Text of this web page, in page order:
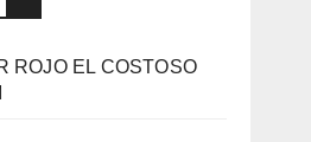
ROJO EL COSTOSO